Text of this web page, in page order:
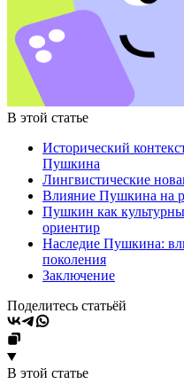
В этой статье
Исторический
Пушкина
Лингвистические
Влияние Пушкина на
Пушкин как
ориентир
Наследие Пушкина:
поколения
Заключение
Поделитесь статьёй
В этой статье